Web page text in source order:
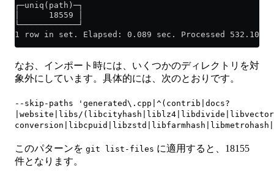
┌─uniq(path)─┐
│      18559 │
└────────────┘
1 row in set. Elapsed: 0.089 sec. Processed 532.10
なお、インポート時には、いくつかのディレクトリを対
象外にしています。具体的には、次のとおりです。
--skip-paths 'generated\.cpp|^(contrib|docs?
|website|libs/
このパターンを git list-files に適用すると、18155
件となります。